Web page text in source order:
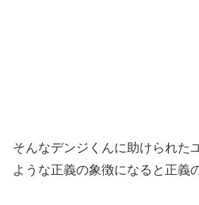
そんなデンジくんに助けられた
ような正義の象徴になると正義